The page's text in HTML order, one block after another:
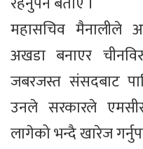
महासचिव मैनालीले
अखडा बनाएर
जबरजस्त संसदबाट
उनले सरकारले
लागेको भन्दै खारेज